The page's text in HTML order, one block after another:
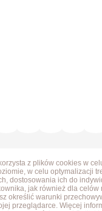
z plików cookies w
w celu optymalizacji
dostosowania ich do
jak również dla celów
określić warunki
przeglądarce. Więcej